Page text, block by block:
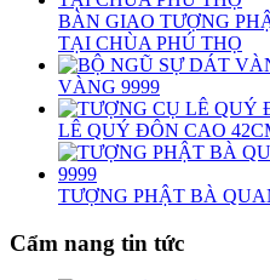
BÀN GIAO TƯỢNG
TẠI CHÙA PHÚ THỌ
VÀNG 9999
LÊ QUÝ ĐÔN CAO
TƯỢNG PHẬT BÀ
Cẩm nang tin tức